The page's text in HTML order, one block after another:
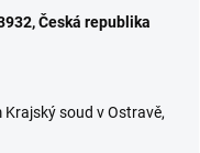
Česká republika
soud v Ostravě,